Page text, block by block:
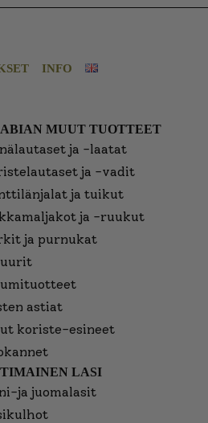
INFO
MUUT TUOTTEET
ja -laatat
ja -vadit
ja tuikut
ja -ruukut
ja purnukat
astiat
koriste-esineet
LASI
ja juomalasit